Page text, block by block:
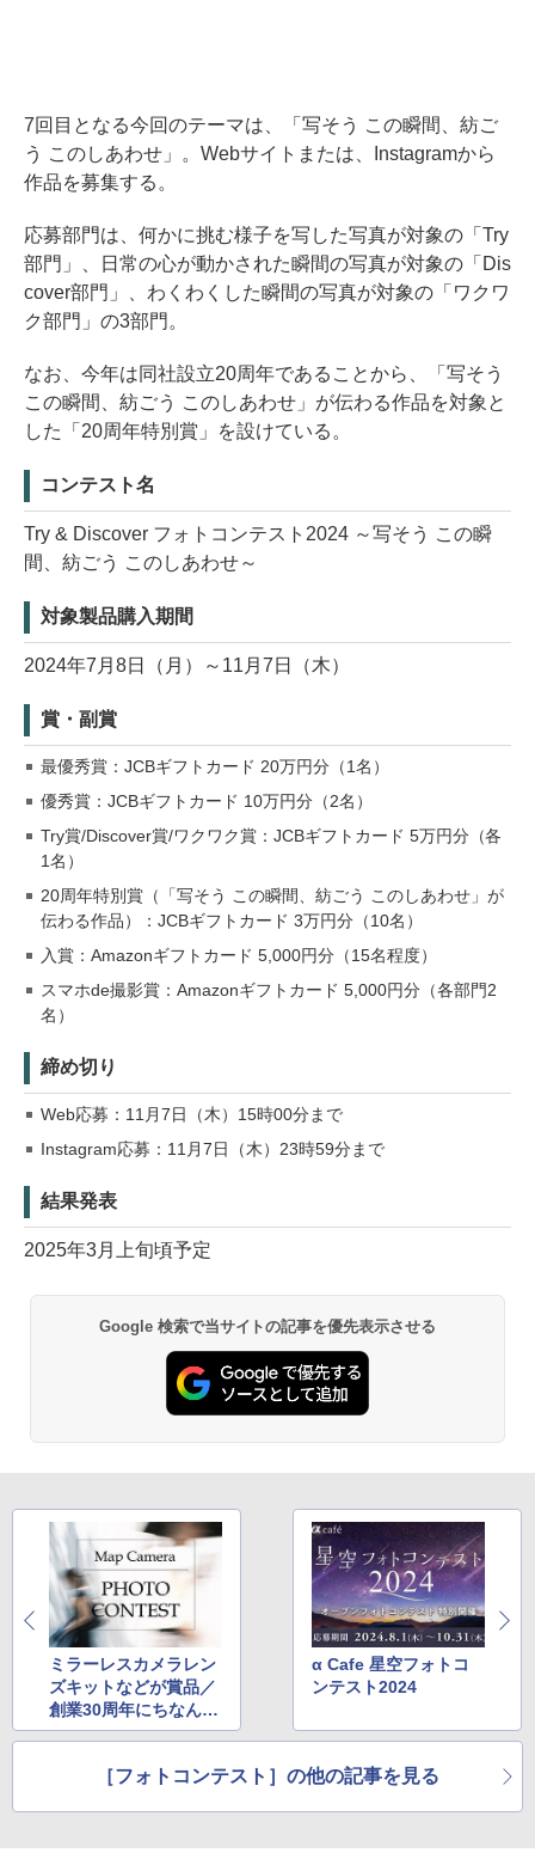
7回目となる今回のテーマは、「写そう この瞬間、紡ご
う このしあわせ」。Webサイトまたは、Instagramから
作品を募集する。
応募部門は、何かに挑む様子を写した写真が対象の「Try
部門」、日常の心が動かされた瞬間の写真が対象の「Dis
cover部門」、わくわくした瞬間の写真が対象の「ワクワ
ク部門」の3部門。
なお、今年は同社設立20周年であることから、「写そう
この瞬間、紡ごう このしあわせ」が伝わる作品を対象と
した「20周年特別賞」を設けている。
コンテスト名
Try & Discover フォトコンテスト2024 ～写そう この瞬
間、紡ごう このしあわせ～
対象製品購入期間
2024年7月8日（月）～11月7日（木）
賞・副賞
最優秀賞：JCBギフトカード 20万円分（1名）
優秀賞：JCBギフトカード 10万円分（2名）
Try賞/Discover賞/ワクワク賞：JCBギフトカード 5万円分（各
1名）
20周年特別賞（「写そう この瞬間、紡ごう このしあわせ」が
伝わる作品）：JCBギフトカード 3万円分（10名）
入賞：Amazonギフトカード 5,000円分（15名程度）
スマホde撮影賞：Amazonギフトカード 5,000円分（各部門2
名）
締め切り
Web応募：11月7日（木）15時00分まで
Instagram応募：11月7日（木）23時59分まで
結果発表
2025年3月上旬頃予定
Google 検索で当サイトの記事を優先表示させる
ミラーレスカメラレン
ズキットなどが賞品／
創業30周年にちなんだ
「MapCamera PHOT
α Cafe 星空フォトコ
ンテスト2024
［フォトコンテスト］の他の記事を見る